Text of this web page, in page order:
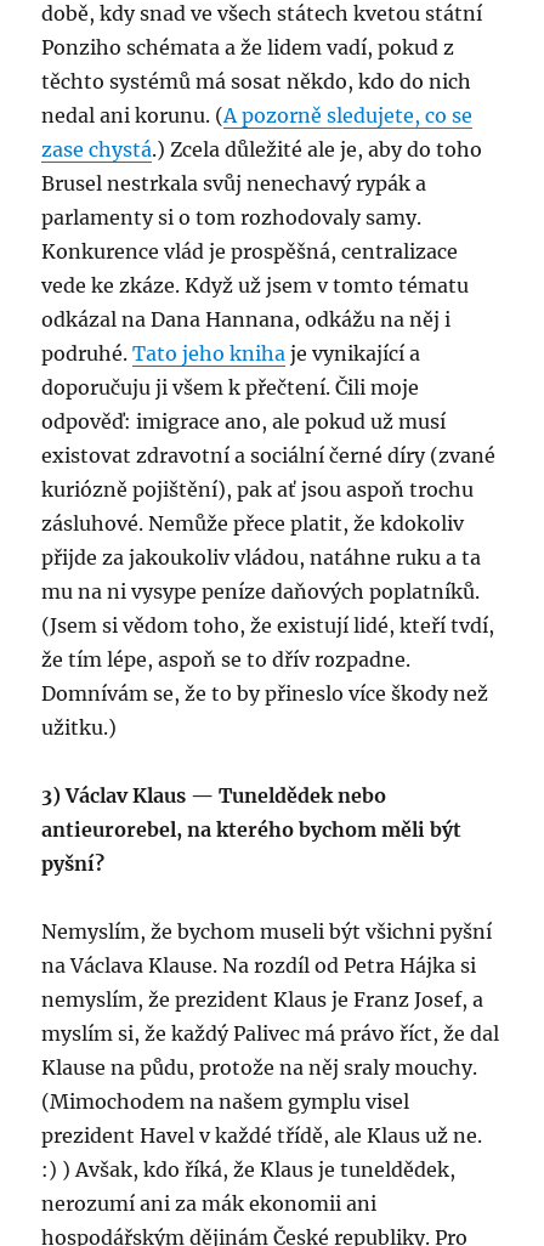
době, kdy snad ve všech státech kvetou státní
Ponziho schémata a že lidem vadí, pokud z
těchto systémů má sosat někdo, kdo do nich
nedal ani korunu. (A pozorně sledujete, co se
zase chystá.) Zcela důležité ale je, aby do toho
Brusel nestrkala svůj nenechavý rypák a
parlamenty si o tom rozhodovaly samy.
Konkurence vlád je prospěšná, centralizace
vede ke zkáze. Když už jsem v tomto tématu
odkázal na Dana Hannana, odkážu na něj i
podruhé.Tato jeho kniha je vynikající a
doporučuju ji všem k přečtení. Čili moje
odpověď: imigrace ano, ale pokud už musí
existovat zdravotní a sociální černé díry (zvané
kuriózně pojištění), pak ať jsou aspoň trochu
zásluhové. Nemůže přece platit, že kdokoliv
přijde za jakoukoliv vládou, natáhne ruku a ta
mu na ni vysype peníze daňových poplatníků.
(Jsem si vědom toho, že existují lidé, kteří tvdí,
že tím lépe, aspoň se to dřív rozpadne.
Domnívám se, že to by přineslo více škody než
užitku.)
3) Václav Klaus — Tuneldědek nebo
antieurorebel, na kterého bychom měli být
pyšní?
Nemyslím, že bychom museli být všichni pyšní
na Václava Klause. Na rozdíl od Petra Hájka si
nemyslím, že prezident Klaus je Franz Josef, a
myslím si, že každý Palivec má právo říct, že dal
Klause na půdu, protože na něj sraly mouchy.
(Mimochodem na našem gymplu visel
prezident Havel v každé třídě, ale Klaus už ne.
:) ) Avšak, kdo říká, že Klaus je tuneldědek,
nerozumí ani za mák ekonomii ani
hospodářským dějinám České republiky. Pro